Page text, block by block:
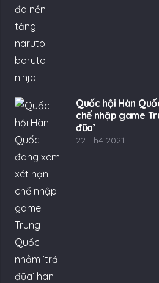
Quốc hội Hàn
chế nhập game
đũa’
22 Th4 2021